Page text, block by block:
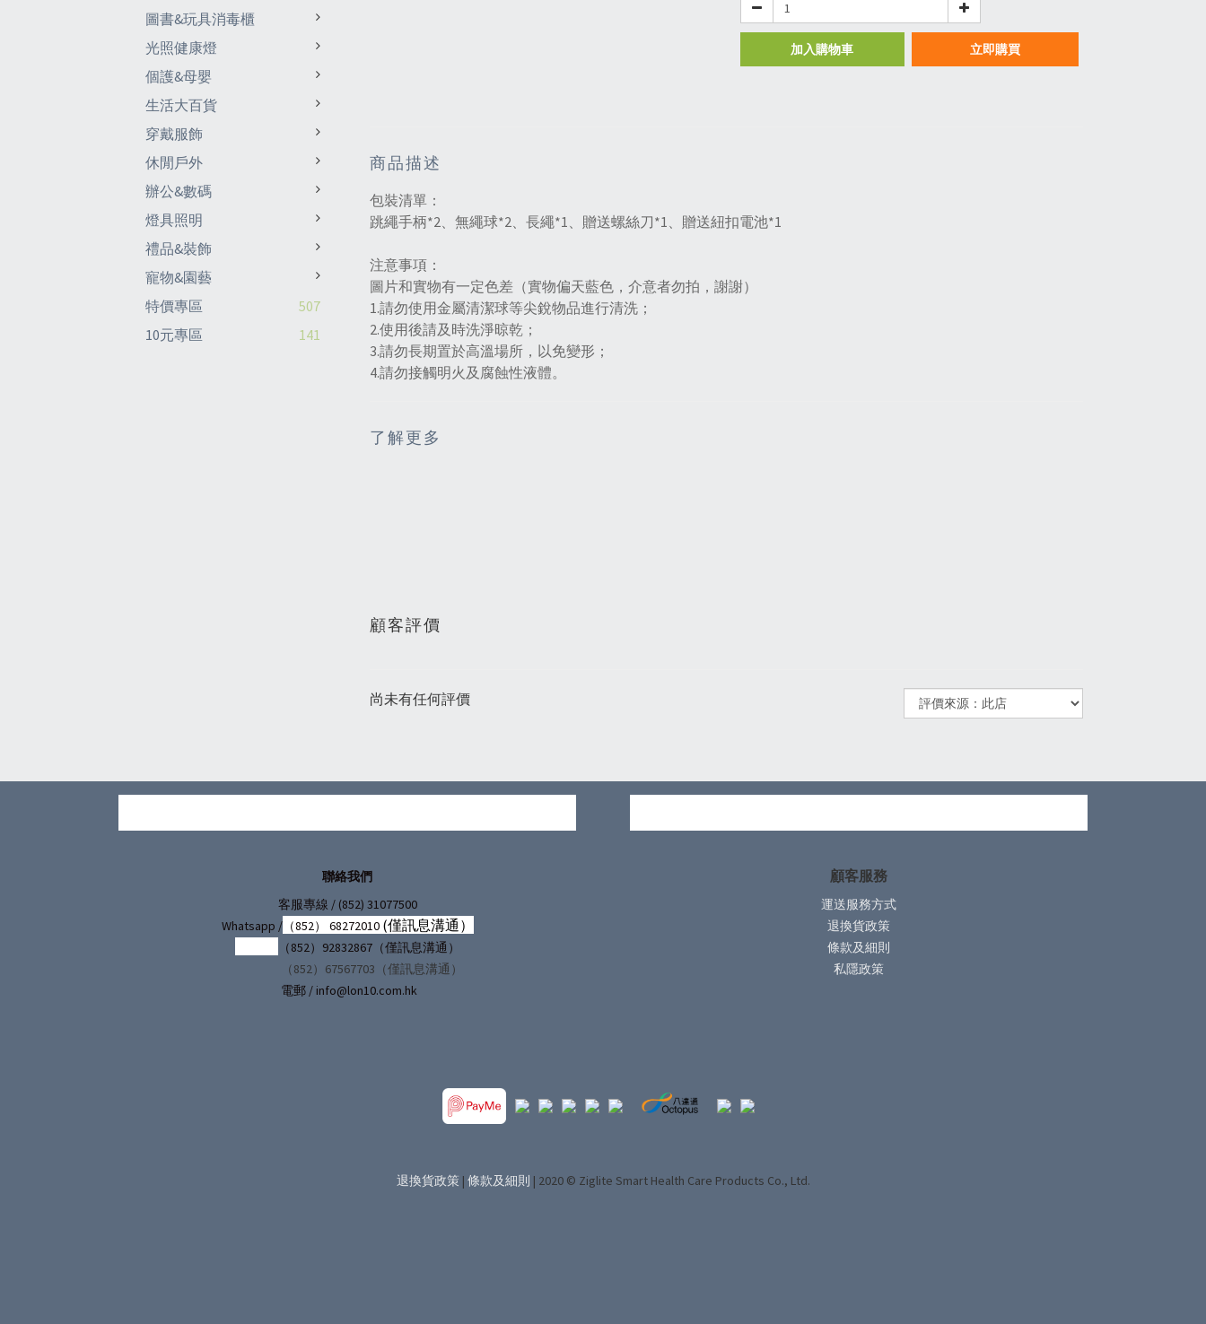
圖書&玩具消毒櫃
光照健康燈
個護&母嬰
生活大百貨
穿戴服飾
休閒戶外
辦公&數碼
燈具照明
禮品&裝飾
寵物&園藝
特價專區
507
10元專區
141
加入購物車 立即購買
商品描述
包裝清單：
跳繩手柄*2、無繩球*2、長繩*1、贈送螺絲刀*1、贈送紐扣電池*1
注意事項：
圖片和實物有一定色差（實物偏天藍色，介意者勿拍，謝謝）
1.請勿使用金屬清潔球等尖銳物品進行清洗；
2.使用後請及時洗淨晾乾；
3.請勿長期置於高溫場所，以免變形；
4.請勿接觸明火及腐蝕性液體。
了解更多
顧客評價
尚未有任何評價
聯絡我們
客服專線 / (852) 31077500
Whatsapp /（852） 68272010 (僅訊息溝通）
（852）92832867（僅訊息溝通）
（852）67567703（僅訊息溝通）
電郵 / info@lon10.com.hk
顧客服務
運送服務方式
退換貨政策
條款及細則
私隱政策
退換貨政策 | 條款及細則 | 2020 © Ziglite Smart Health Care Products Co., Ltd.